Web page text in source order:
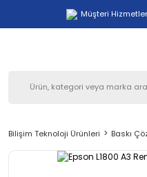
Müşteri
Bilişim Teknoloji Ürünleri Baskı